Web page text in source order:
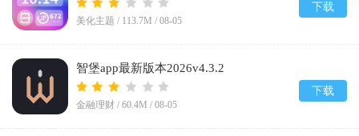
美化主题 / 113.7M / 08-05
下载
智堡app最新版本2026v4.3.2
金融理财 / 60.4M / 08-05
下载